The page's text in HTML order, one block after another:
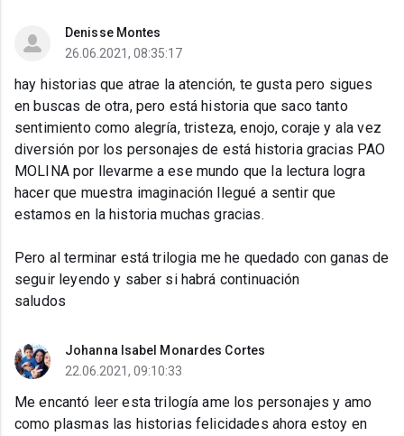
Denisse Montes
26.06.2021, 08:35:17
hay historias que atrae la atención, te gusta pero sigues
en buscas de otra, pero está historia que saco tanto
sentimiento como alegría, tristeza, enojo, coraje y ala vez
diversión por los personajes de está historia gracias PAO
MOLINA por llevarme a ese mundo que la lectura logra
hacer que muestra imaginación llegué a sentir que
estamos en la historia muchas gracias.
Pero al terminar está trilogia me he quedado con ganas de
seguir leyendo y saber si habrá continuación
saludos
Johanna Isabel Monardes Cortes
22.06.2021, 09:10:33
Me encantó leer esta trilogía ame los personajes y amo
como plasmas las historias felicidades ahora estoy en